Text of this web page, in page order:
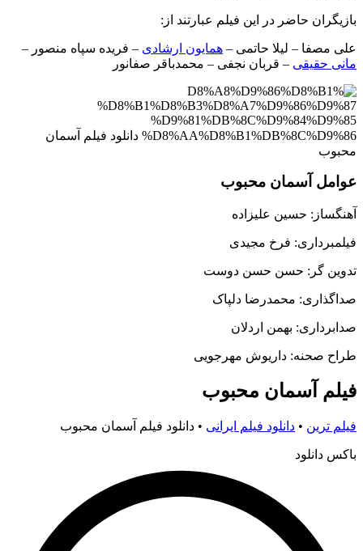
بازیگران حاضر در این فیلم عبارتند از:
علی مصفا – لیلا حاتمی – همایون ارشادی – فریده سپاه منصور –
مانی حقیقی – قربان نجفی – محمدباقر صفانور
عوامل آسمان محبوب
آهنگساز: حسین علیزاده
فیلمبرداری: فرخ مجیدی
تدوین گر: حسن حسن دوست
صداگذاری: محمدرضا دلپاک
صدابرداری: بهمن اردلان
طراح صحنه: داریوش مهرجویی
فیلم آسمان محبوب
فیلم ترین • دانلود فیلم ایرانی • دانلود فیلم آسمان محبوب
باکس دانلود